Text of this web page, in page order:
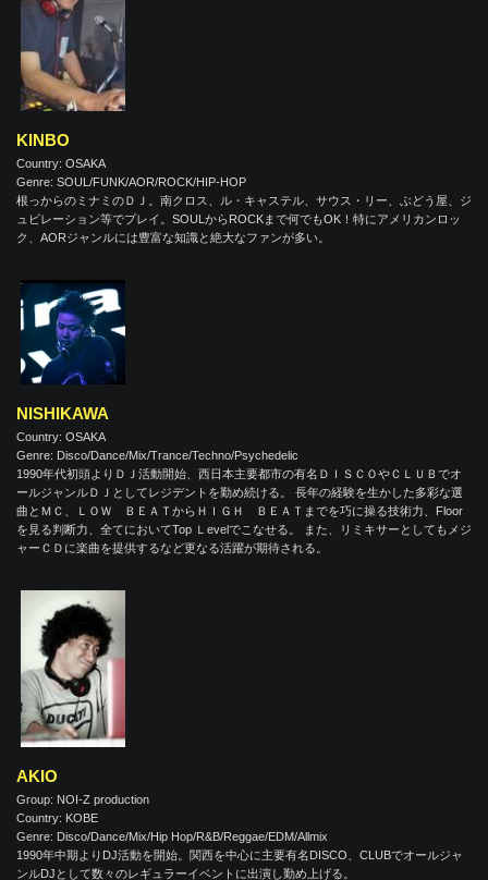
KINBO
Country: OSAKA
Genre: SOUL/FUNK/AOR/ROCK/HIP-HOP
根っからのミナミのＤＪ。南クロス、ル・キャステル、サウス・リー、ぶどう屋、ジ
ュビレーション等でプレイ。SOULからROCKまで何でもOK！特にアメリカンロッ
ク、AORジャンルには豊富な知識と絶大なファンが多い。
NISHIKAWA
Country: OSAKA
Genre: Disco/Dance/Mix/Trance/Techno/Psychedelic
1990年代初頭よりＤＪ活動開始、西日本主要都市の有名ＤＩＳＣＯやＣＬＵＢでオ
ールジャンルＤＪとしてレジデントを勤め続ける。 長年の経験を生かした多彩な選
曲とＭＣ、ＬＯＷ ＢＥＡＴからＨＩＧＨ ＢＥＡＴまでを巧に操る技術力、Floor
を見る判断力、全てにおいてTop Ｌevelでこなせる。 また、リミキサーとしてもメジ
ャーＣＤに楽曲を提供するなど更なる活躍が期待される。
AKIO
Group: NOI-Z production
Country: KOBE
Genre: Disco/Dance/Mix/Hip Hop/R&B/Reggae/EDM/Allmix
1990年中期よりDJ活動を開始。関西を中心に主要有名DISCO、CLUBでオールジャ
ンルDJとして数々のレギュラーイベントに出演し勤め上げる。